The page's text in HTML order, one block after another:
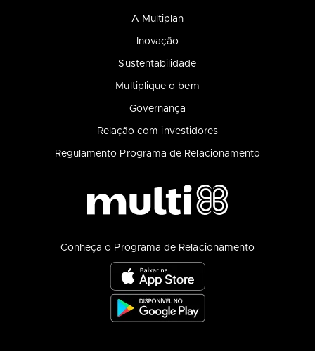
A Multiplan
Inovação
Sustentabilidade
Multiplique o bem
Governança
Relação com investidores
Regulamento Programa de Relacionamento
Conheça o Programa de Relacionamento